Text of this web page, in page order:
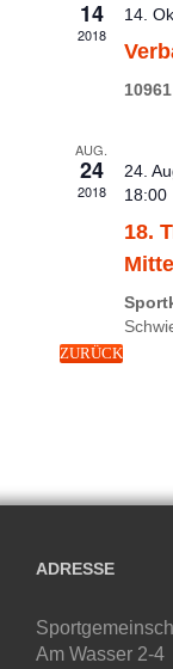
14
2018
14.
AUG.
24
2018
24.
18:00
18.
ZURÜCK
ADRESSE
Am Wasser 2-4